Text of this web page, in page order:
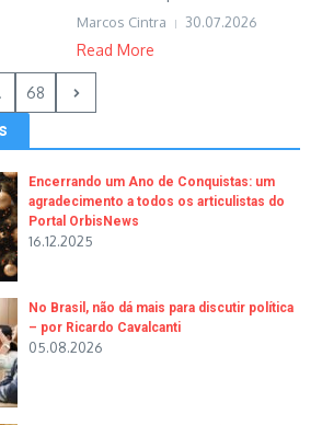
Marcos Cintra 30.07.2026
Read More
68
Encerrando um Ano de Conquistas: um
agradecimento a todos os articulistas do
Portal OrbisNews
16.12.2025
No Brasil, não dá mais para discutir política
– por Ricardo Cavalcanti
05.08.2026